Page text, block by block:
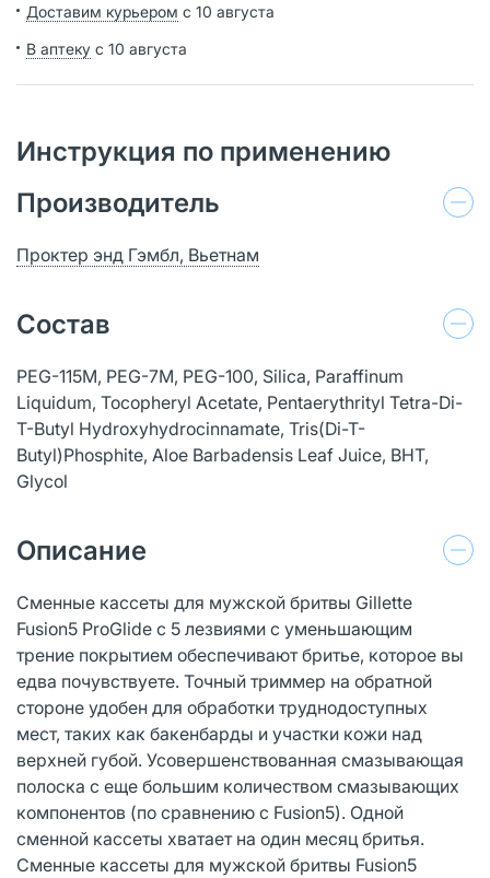
Доставим курьером с 10 августа
В аптеку с 10 августа
Инструкция по применению
Производитель
Проктер энд Гэмбл, Вьетнам
Состав
PEG-115M, PEG-7M, PEG-100, Silica, Paraffinum
Liquidum, Tocopheryl Acetate, Pentaerythrityl Tetra-Di-
T-Butyl Hydroxyhydrocinnamate, Tris(Di-T-
Butyl)Phosphite, Aloe Barbadensis Leaf Juice, BHT,
Glycol
Описание
Сменные кассеты для мужской бритвы Gillette
Fusion5 ProGlide с 5 лезвиями с уменьшающим
трение покрытием обеспечивают бритье, которое вы
едва почувствуете. Точный триммер на обратной
стороне удобен для обработки труднодоступных
мест, таких как бакенбарды и участки кожи над
верхней губой. Усовершенствованная смазывающая
полоска с еще большим количеством смазывающих
компонентов (по сравнению с Fusion5). Одной
сменной кассеты хватает на один месяц бритья.
Сменные кассеты для мужской бритвы Fusion5